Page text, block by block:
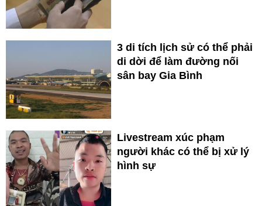
3 di tích lịch sử có thể phải
di dời để làm đường nối
sân bay Gia Bình
Livestream xúc phạm
người khác có thể bị xử lý
hình sự